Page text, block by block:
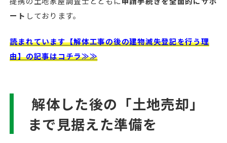
ート しております。
読まれています【解体工事の後の建物滅失登記を行う理
由】の記事はコチラ≫≫
解体した後の「土地売却」
まで見据えた準備を